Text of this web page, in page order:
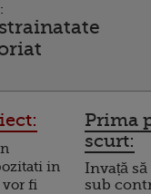
in
vor fi
Prima
scurt:
Invață să
sub